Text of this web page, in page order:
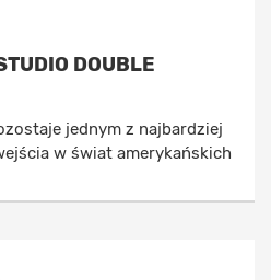
DOUBLE
jednym z najbardziej
w świat amerykańskich